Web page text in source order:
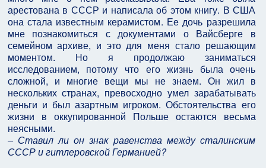
арестована в СССР и написала об этом книгу. В США
она стала известным керамистом. Ее дочь разрешила
мне познакомиться с документами о Вайсберге в
семейном архиве, и это для меня стало решающим
моментом. Но я продолжаю заниматься
исследованием, потому что его жизнь была очень
сложной, и многие вещи мы не знаем. Он жил в
нескольких странах, превосходно умел зарабатывать
деньги и был азартным игроком. Обстоятельства его
жизни в оккупированной Польше остаются весьма
неясными.
– Ставил ли он знак равенства между сталинским
СССР и гитлеровской Германией?